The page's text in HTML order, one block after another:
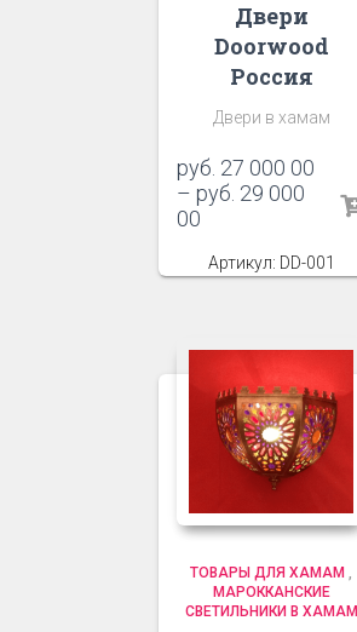
Двери
Doorwood
Россия
Двери в хамам
руб. 27 000 00
– руб. 29 000
00
Артикул: DD-001
ТОВАРЫ ДЛЯ ХАМАМ ,
МАРОККАНСКИЕ
СВЕТИЛЬНИКИ В ХАМАМ